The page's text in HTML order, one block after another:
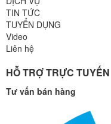
TIN TỨC
TUYỂN DỤNG
Video
Liên hệ
HỖ TRỢ TRỰC TUYẾN
Tư vấn bán hàng